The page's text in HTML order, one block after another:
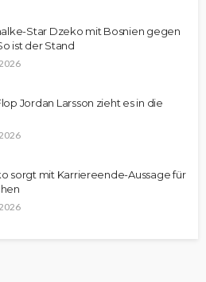
Star Dzeko mit Bosnien gegen
ist der Stand
Jordan Larsson zieht es in die
sorgt mit Karriereende-Aussage für